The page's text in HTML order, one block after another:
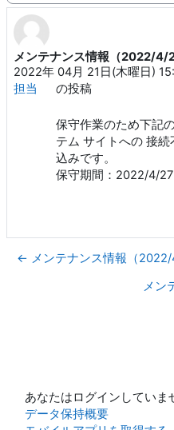
メンテナンス情報（2022/4/
2022年 04月 21日(木曜日)
担当
の投稿
返信数: 0
保守作業のため下記
テム サイトへの 接
込みです。
保守期間：2022/4/
← メンテナンス情報（2022/
メン
あなたはログインしていま
データ保持概要